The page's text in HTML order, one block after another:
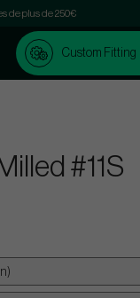
de plus de 250€
Custom Fitting
#11S